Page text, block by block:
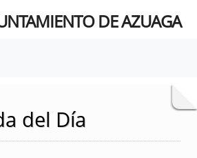
DE AZUAGA
del Día